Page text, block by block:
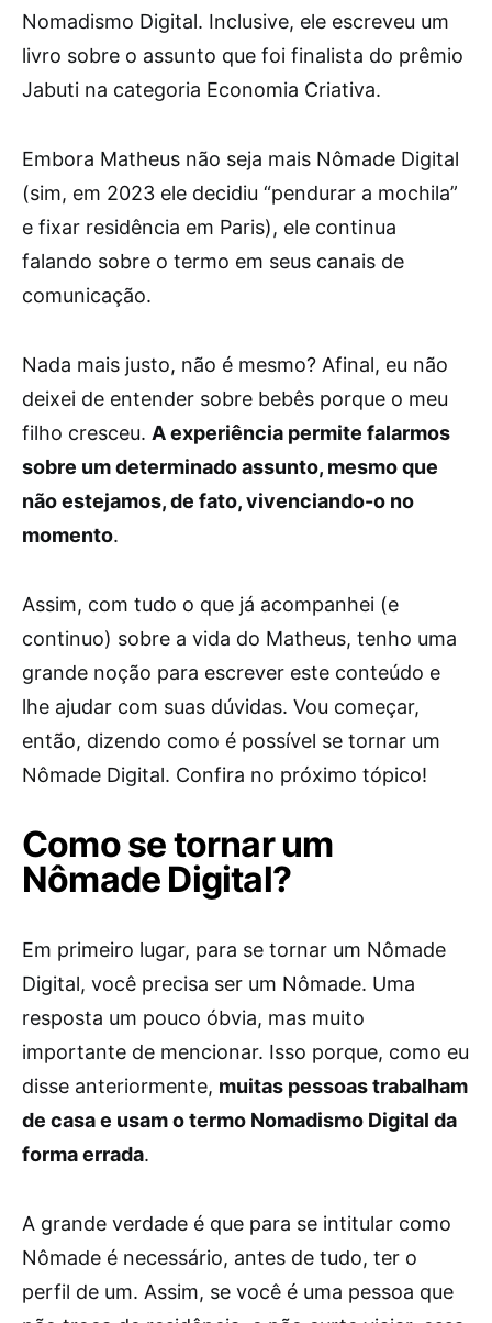
Nomadismo Digital. Inclusive, ele escreveu um
livro sobre o assunto que foi finalista do prêmio
Jabuti na categoria Economia Criativa.
Embora Matheus não seja mais Nômade Digital
(sim, em 2023 ele decidiu “pendurar a mochila”
e fixar residência em Paris), ele continua
falando sobre o termo em seus canais de
comunicação.
Nada mais justo, não é mesmo? Afinal, eu não
deixei de entender sobre bebês porque o meu
filho cresceu. A experiência permite falarmos
sobre um determinado assunto, mesmo que
não estejamos, de fato, vivenciando-o no
momento.
Assim, com tudo o que já acompanhei (e
continuo) sobre a vida do Matheus, tenho uma
grande noção para escrever este conteúdo e
lhe ajudar com suas dúvidas. Vou começar,
então, dizendo como é possível se tornar um
Nômade Digital. Confira no próximo tópico!
Como se tornar um
Nômade Digital?
Em primeiro lugar, para se tornar um Nômade
Digital, você precisa ser um Nômade. Uma
resposta um pouco óbvia, mas muito
importante de mencionar. Isso porque, como eu
disse anteriormente, muitas pessoas trabalham
de casa e usam o termo Nomadismo Digital da
forma errada.
A grande verdade é que para se intitular como
Nômade é necessário, antes de tudo, ter o
perfil de um. Assim, se você é uma pessoa que